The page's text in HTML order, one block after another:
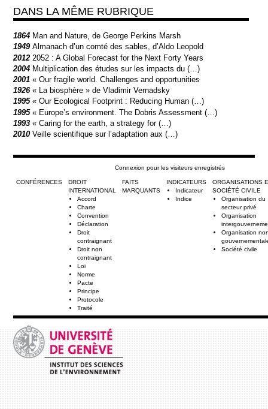
DANS LA MÊME RUBRIQUE
1864 Man and Nature, de George Perkins Marsh
1949Almanach d’un comté des sables, d’Aldo Leopold
2012 2052 : A Global Forecast for the Next Forty Years
2004 Multiplication des études sur les impacts du (…)
2001« Our fragile world. Challenges and opportunities
1926« La biosphère » de Vladimir Vernadsky
1995« Our Ecological Footprint : Reducing Human (…)
1995« Europe’s environment. The Dobris Assessment (…)
1993« Caring for the earth, a strategy for (…)
2010Veille scientifique sur l’adaptation aux (…)
Connexion pour les visiteurs enregistrés
CONFÉRENCES
DROIT
INTERNATIONAL
Accord
Charte
Convention
Déclaration
Droit
contraignant
Droit non
contraignant
Loi
Norme
Pacte
Principe
Protocole
Traité
FAITS
MARQUANTS
INDICATEURS
Indicateur
Indice
ORGANISATIONS
SOCIÉTÉ CIVILE
Organisation du
secteur privé
Organisation
Organisation
Société civile